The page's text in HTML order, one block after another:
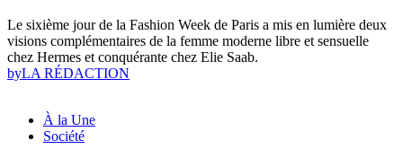
Le sixième jour de la Fashion Week de Paris a mis en lumière deux
visions complémentaires de la femme moderne libre et sensuelle
chez Hermes et conquérante chez Elie Saab.
byLA RÉDACTION
À la Une
Société